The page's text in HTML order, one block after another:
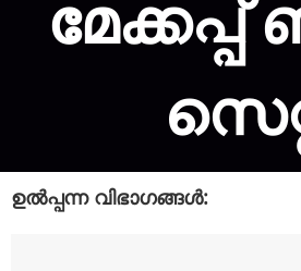
ഉൽപ്പന്ന വിഭാഗങ്ങൾ: